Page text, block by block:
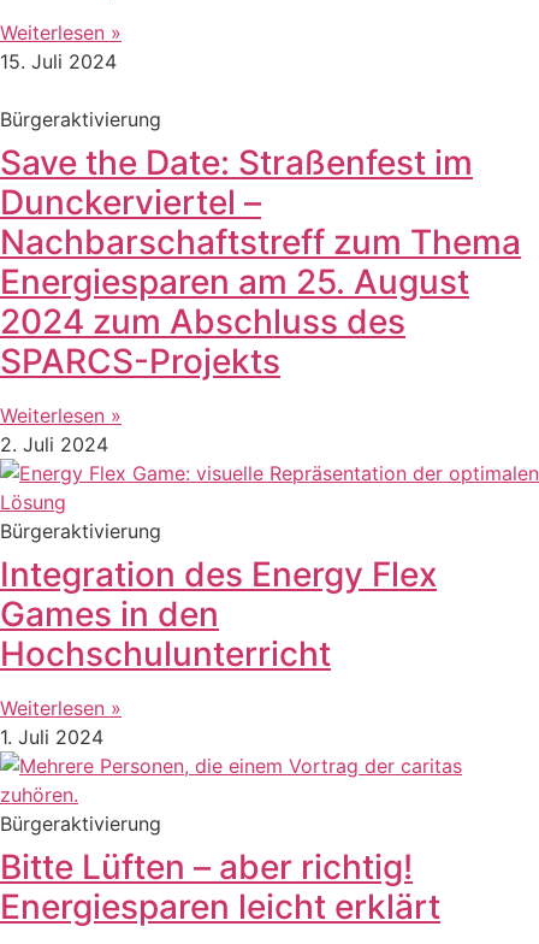
Weiterlesen »
15. Juli 2024
Bürgeraktivierung
Save the Date: Straßenfest im
Dunckerviertel –
Nachbarschaftstreff zum Thema
Energiesparen am 25. August
2024 zum Abschluss des
SPARCS-Projekts
Weiterlesen »
2. Juli 2024
Bürgeraktivierung
Integration des Energy Flex
Games in den
Hochschulunterricht
Weiterlesen »
1. Juli 2024
Bürgeraktivierung
Bitte Lüften – aber richtig!
Energiesparen leicht erklärt